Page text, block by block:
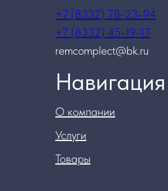
Навигация
+7 (8332) 78-23-94
+7 (8332) 45-19-17
remcomplect@bk.ru
О компании
Услуги
Товары